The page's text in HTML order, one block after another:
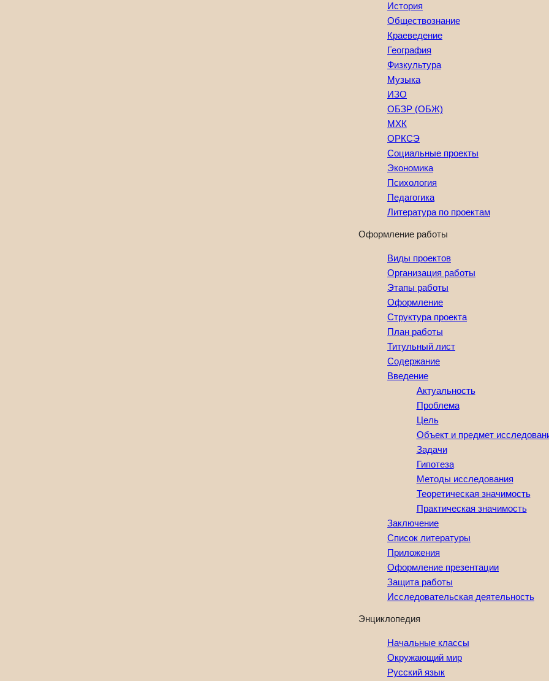
История
Обществознание
Краеведение
География
Физкультура
Музыка
ИЗО
ОБЗР (ОБЖ)
МХК
ОРКСЭ
Социальные проекты
Экономика
Психология
Педагогика
Литература по проектам
Оформление работы
Виды проектов
Организация работы
Этапы работы
Оформление
Структура проекта
План работы
Титульный лист
Содержание
Введение
Актуальность
Проблема
Цель
Объект и предмет
Задачи
Гипотеза
Методы исследования
Теоретическая значимость
Практическая значимость
Заключение
Список литературы
Приложения
Оформление презентации
Защита работы
Исследовательская деятельность
Энциклопедия
Начальные классы
Окружающий мир
Русский язык